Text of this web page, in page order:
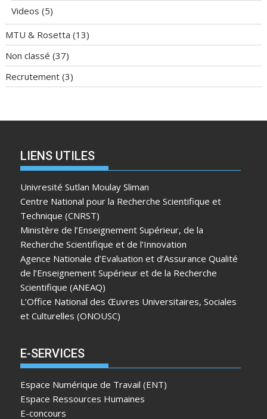
Videos (5)
MTU & Rosetta (13)
Non classé (37)
Recrutement (3)
LIENS UTILES
Univresité Sutlan Moulay Sliman
Centre National pour la Recherche Scientifique et
Technique (CNRST)
Ministère de l’Enseignement Supérieur, de la
Recherche Scientifique et de l’Innovation
Agence Nationale d’Evaluation et d’Assurance Qualité
de l’Enseignement Supérieur et de la Recherche
Scientifique (ANEAQ)
L’Office National des Œuvres Universitaires, Sociales
et Culturelles (ONOUSC)
E-SERVICES
Espace Numérique de Travail (ENT)
Espace Ressources Humaines
E-concours